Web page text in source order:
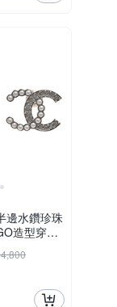
邊水鑽珍珠
造型穿式